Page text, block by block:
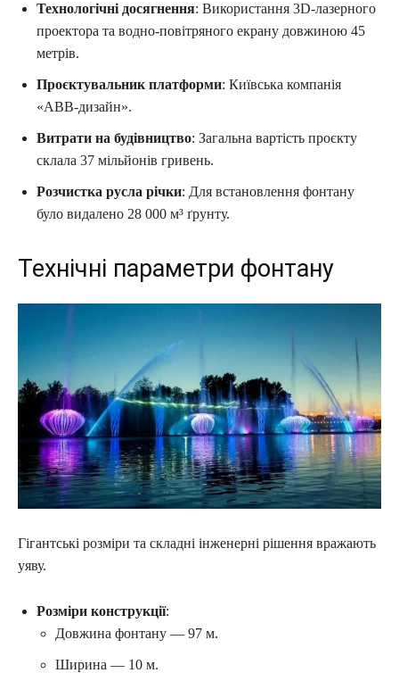
Технологічні досягнення: Використання 3D-лазерного
проектора та водно-повітряного екрану довжиною 45
метрів.
Проєктувальник платформи: Київська компанія
«АВВ-дизайн».
Витрати на будівництво: Загальна вартість проєкту
склала 37 мільйонів гривень.
Розчистка русла річки: Для встановлення фонтану
було видалено 28 000 м³ ґрунту.
Технічні параметри фонтану
Гігантські розміри та складні інженерні рішення вражають
уяву.
Розміри конструкції:
Довжина фонтану — 97 м.
Ширина — 10 м.